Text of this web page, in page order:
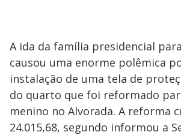
A ida da família presidencial
causou uma enorme polêmica
instalação de uma tela de
do quarto que foi reformado
menino no Alvorada. A reforma
24.015,68, segundo informou a